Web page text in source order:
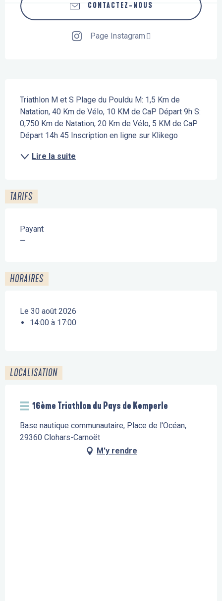
CONTACTEZ-NOUS
Page Instagram
Triathlon M et S Plage du Pouldu M: 1,5 Km de
Natation, 40 Km de Vélo, 10 KM de CaP Départ 9h S:
0,750 Km de Natation, 20 Km de Vélo, 5 KM de CaP
Départ 14h 45 Inscription en ligne sur Klikego
Lire la suite
TARIFS
Payant
—
HORAIRES
Le 30 août 2026
14:00 à 17:00
LOCALISATION
16ème Triathlon du Pays de Kemperle
Base nautique communautaire, Place de l'Océan,
29360 Clohars-Carnoët
M'y rendre